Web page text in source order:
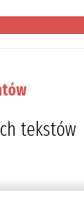
tekstów